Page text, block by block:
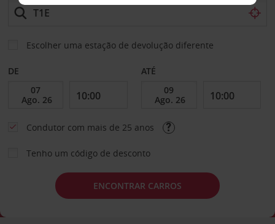
Escolher uma estação de devolução diferente
DE ATÉ
Condutor com mais de 25 anos
Tenho um código de desconto
ENCONTRAR CARROS